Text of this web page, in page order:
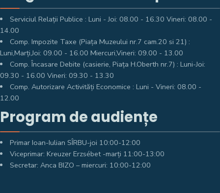
Serviciul Relații Publice : Luni - Joi: 08.00 - 16.30 Vineri: 08.00 -
14.00
Comp. Impozite Taxe (Piața Muzeului nr.7 cam.20 si 21) :
Luni,Marți,Joi: 09.00 - 16.00 Miercuri,Vineri: 09.00 - 13.00
Comp. Încasare Debite (casierie, Piața H.Oberth nr.7) : Luni-Joi:
09.30 - 16.00 Vineri: 09.30 - 13.30
Comp. Autorizare Activități Economice : Luni - Vineri: 08.00 -
12.00
Program de audiențe
Primar Ioan-Iulian SÎRBU-joi 10:00-12:00
Viceprimar: Kreuzer Erzsébet -marți 11:00-13:00
Secretar: Anca BIZO – miercuri: 10:00-12:00